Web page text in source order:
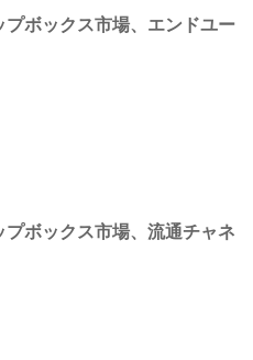
プボックス市場、エンドユー
プボックス市場、流通チャネ